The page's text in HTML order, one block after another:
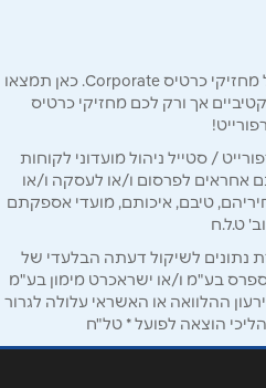
ברוכים הבאים לאתר ההטבות של מחזיקי כרטיס Corporate. כאן תמצאו
אך ורק לכם מחזיקי כרטיס
/ סטייל ניהול מועדוני לקוחות
אחראים לפרסום ו/או לעסקה ו/או
טיבם, איכותם, מועדי אספקתם
ט.ל.ח
נתונים לשיקול דעתה הבלעדי של
בע"מ ו/או ישראכרט מימון בע"מ
ההלוואה או האשראי עלולה לגרור
הוצאה לפועל * טל"ח